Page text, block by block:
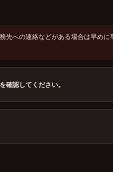
への連絡などがある場合は早めに
確認してください。